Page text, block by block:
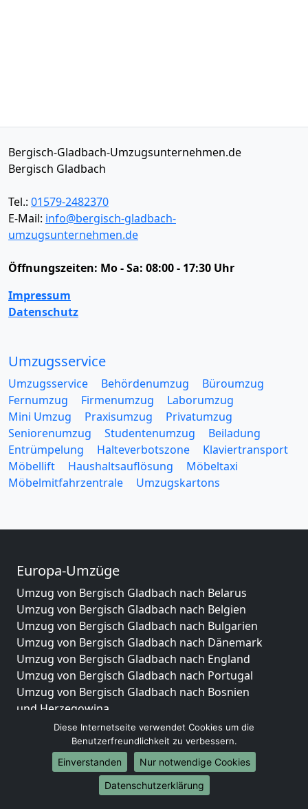
Bergisch-Gladbach-Umzugsunternehmen.de
Bergisch Gladbach
Tel.: 01579-2482370
E-Mail: info@bergisch-gladbach-
umzugsunternehmen.de
Öffnungszeiten: Mo - Sa: 08:00 - 17:30 Uhr
Impressum
Datenschutz
Umzugsservice
Umzugsservice Behördenumzug
Büroumzug
Fernumzug
Firmenumzug
Laborumzug
Mini Umzug
Praxisumzug
Privatumzug
Seniorenumzug
Studentenumzug
Beiladung
Entrümpelung
Halteverbotszone
Klaviertransport
Möbellift
Haushaltsauflösung
Möbeltaxi
Möbelmitfahrzentrale
Umzugskartons
Europa-Umzüge
Umzug von Bergisch Gladbach nach Belarus
Umzug von Bergisch Gladbach nach Belgien
Umzug von Bergisch Gladbach nach Bulgarien
Umzug von Bergisch Gladbach nach Dänemark
Umzug von Bergisch Gladbach nach England
Umzug von Bergisch Gladbach nach Portugal
Umzug von Bergisch Gladbach nach Bosnien
und Herzegowina
Umzug von Bergisch Gladbach nach Irland
Umzug von Bergisch Gladbach nach Lettland
Umzug von Bergisch Gladbach nach Zypern
Umzug von Bergisch Gladbach nach Kroatien
Umzug von Bergisch Gladbach nach Estland
Diese Internetseite verwendet Cookies um die
Benutzerfreundlichkeit zu verbessern.
Einverstanden
Nur notwendige Cookies
Datenschutzerklärung